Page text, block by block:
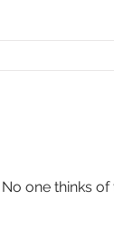
one thinks